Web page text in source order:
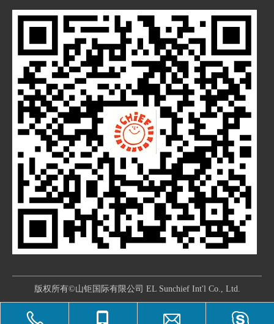
版权所有©山钜国际有限公司 EL Sunchief Int'l Co., Ltd.